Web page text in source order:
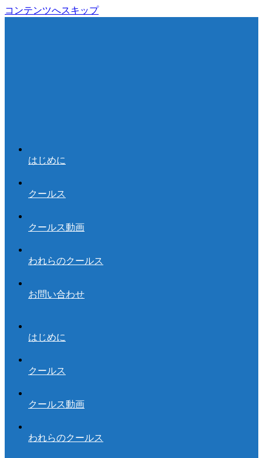
コンテンツへスキップ
はじめに
クールス
クールス動画
われらのクールス
お問い合わせ
はじめに
クールス
クールス動画
われらのクールス